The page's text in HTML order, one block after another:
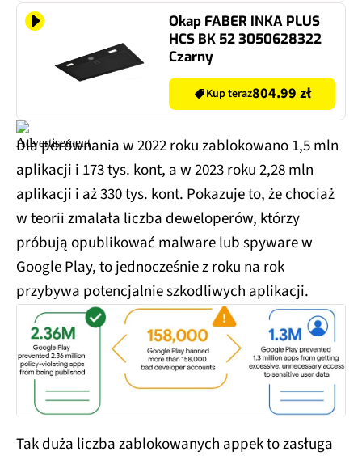
Okap FABER INKA PLUS
HCS BK 52 3050628322
Czarny
Kup teraz804.99 zł
Dla porównania w 2022 roku zablokowano 1,5 mln
aplikacji i 173 tys. kont, a w 2023 roku 2,28 mln
aplikacji i aż 330 tys. kont. Pokazuje to, że chociaż
w teorii zmalała liczba deweloperów, którzy
próbują opublikować malware lub spyware w
Google Play, to jednocześnie z roku na rok
przybywa potencjalnie szkodliwych aplikacji.
Tak duża liczba zablokowanych appek to zasługa